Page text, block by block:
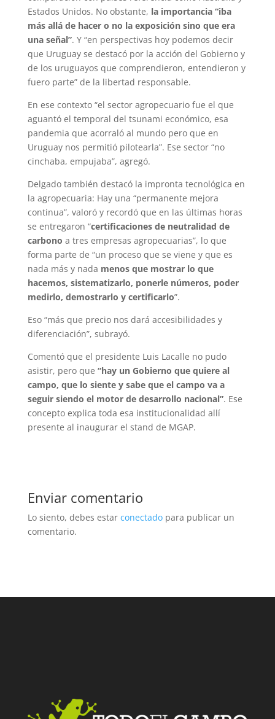
Estados Unidos. No obstante, la importancia “iba
más allá de hacer o no la exposición sino que era
una señal”. Y “en perspectivas hoy podemos decir
que Uruguay se destacó por la acción del Gobierno y
de los uruguayos que comprendieron, entendieron y
fuero parte” de la libertad responsable.
En ese contexto “el sector agropecuario fue el que
aguantó el temporal del tsunami económico, esa
pandemia que acorraló al mundo pero que en
Uruguay nos permitió pilotearla”. Ese sector “no
cinchaba, empujaba”, agregó.
Delgado también destacó la impronta tecnológica en
la agropecuaria: Hay una “permanente mejora
continua”, valoró y recordó que en las últimas horas
se entregaron “certificaciones de neutralidad de
carbono a tres empresas agropecuarias”, lo que
forma parte de “un proceso que se viene y que es
nada más y nada menos que mostrar lo que
hacemos, sistematizarlo, ponerle números, poder
medirlo, demostrarlo y certificarlo”.
Eso “más que precio nos dará accesibilidades y
diferenciación”, subrayó.
Comentó que el presidente Luis Lacalle no pudo
asistir, pero que “hay un Gobierno que quiere al
campo, que lo siente y sabe que el campo va a
seguir siendo el motor de desarrollo nacional”. Ese
concepto explica toda esa institucionalidad allí
presente al inaugurar el stand de MGAP.
Enviar comentario
Lo siento, debes estar conectadopara publicar un
comentario.